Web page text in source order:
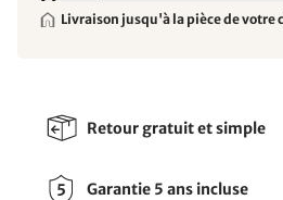
Livraison jusqu'à la pièce de votre
Retour gratuit et simple
Garantie 5 ans incluse